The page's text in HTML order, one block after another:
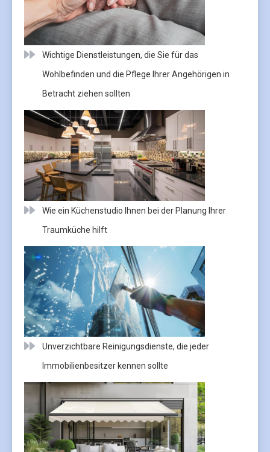
Wichtige Dienstleistungen, die Sie für das
Wohlbefinden und die Pflege Ihrer Angehörigen in
Betracht ziehen sollten
Wie ein Küchenstudio Ihnen bei der Planung Ihrer
Traumküche hilft
Unverzichtbare Reinigungsdienste, die jeder
Immobilienbesitzer kennen sollte